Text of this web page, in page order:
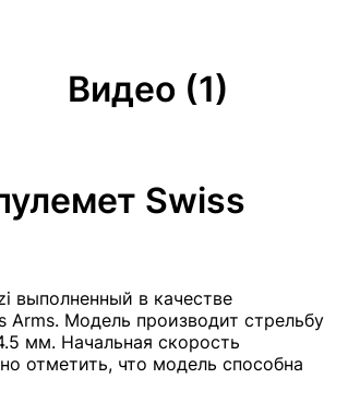
Видео (1)
Swiss
выполненный в качестве
Модель производит стрельбу
мм. Начальная скорость
отметить, что модель способна